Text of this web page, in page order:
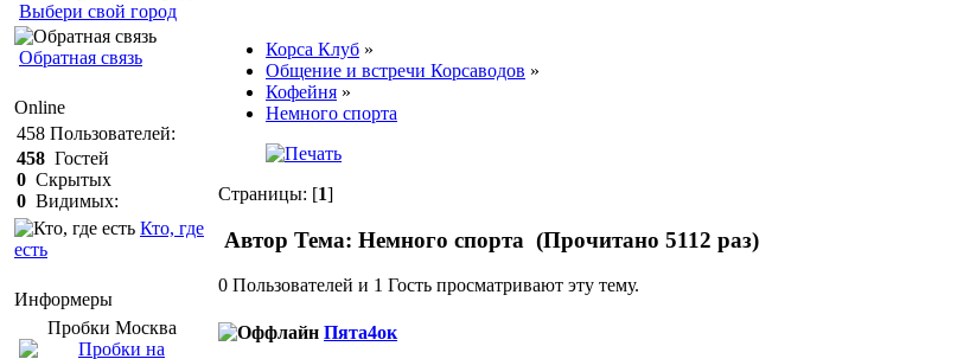
Выбери свой город
Обратная связь
Online
458 Пользователей:
458 Гостей
0 Скрытых
0 Видимых:
Кто, где
есть
Информеры
Пробки Mосква
Корса Клуб »
Общение и встречи Корсаводов »
Кофейня »
Немного спорта
Страницы: [1]
Автор Тема: Немного спорта (Прочитано 5112 раз)
0 Пользователей и 1 Гость просматривают эту тему.
Пята4ок